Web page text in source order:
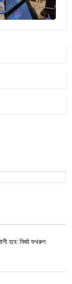
হবে: মির্জা ফখরুল